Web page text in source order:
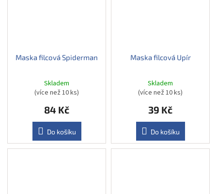
Maska filcová Spiderman
Skladem
(více než 10 ks)
84 Kč
Do košíku
Maska filcová Upír
Skladem
(více než 10 ks)
39 Kč
Do košíku